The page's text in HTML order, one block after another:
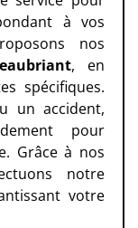
à vos
nos
, en
spécifiques.
un accident,
pour
Grâce à nos
notre
votre